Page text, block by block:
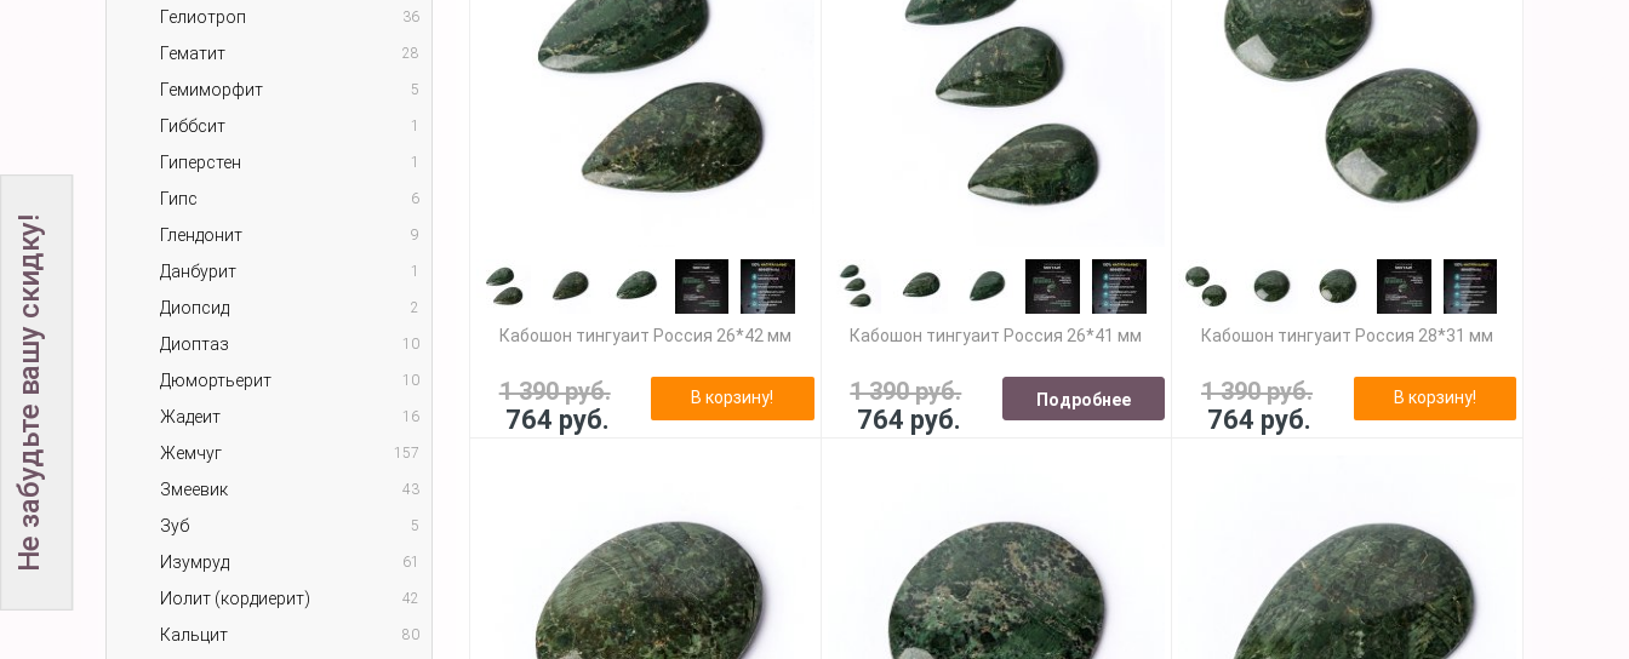
Гелиотроп 36
Гематит 28
Гемиморфит 5
Гиббсит 1
Гиперстен 1
Гипс 6
Глендонит 9
Данбурит 1
Диопсид 2
Диоптаз 10
Дюмортьерит 10
Жадеит 16
Жемчуг 157
Змеевик 43
Зуб 5
Изумруд 61
Иолит (кордиерит) 42
Кальцит 80
Кабошон тингуаит Россия 26*42 мм
1 390 руб.
764 руб.
В корзину!
Кабошон тингуаит Россия 26*41 мм
1 390 руб.
764 руб.
Подробнее
Кабошон тингуаит Россия 28*31 мм
1 390 руб.
764 руб.
В корзину!
Не забудьте вашу скидку!